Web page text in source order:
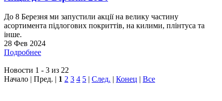
До 8 Березня ми запустили акції на велику частину
асортимента підлогових покриттів, на килими, плінтуса та
інше.
28 Фев 2024
Подробнее
Новости 1 - 3 из 22
Начало | Пред. | 1 2 3 4 5 | След. | Конец | Все